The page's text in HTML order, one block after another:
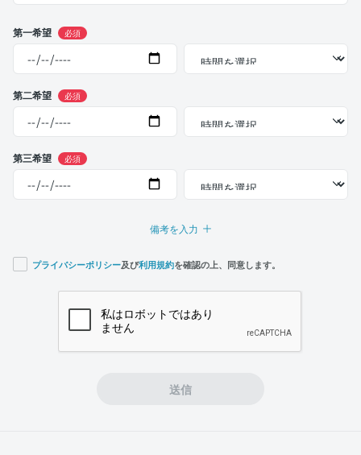
第一希望 必須
第二希望 必須
第三希望 必須
備考を入力
プライバシーポリシー及び利用規約を確認の上、同意します。
送信